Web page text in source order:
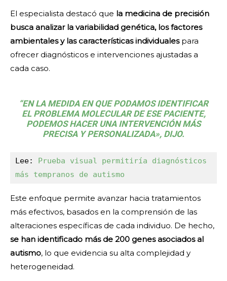
El especialista destacó que la medicina de precisión
busca analizar la variabilidad genética, los factores
ambientales y las características individualespara
ofrecer diagnósticos e intervenciones ajustadas a
cada caso.
“EN LA MEDIDA EN QUE PODAMOS IDENTIFICAR
EL PROBLEMA MOLECULAR DE ESE PACIENTE,
PODEMOS HACER UNA INTERVENCIÓN MÁS
PRECISA Y PERSONALIZADA», DIJO.
Lee: Prueba visual permitiría diagnósticos
más tempranos de autismo
Este enfoque permite avanzar hacia tratamientos
más efectivos, basados en la comprensión de las
alteraciones específicas de cada individuo. De hecho,
se han identificado más de 200 genes asociados al
autismo, lo que evidencia su alta complejidad y
heterogeneidad.